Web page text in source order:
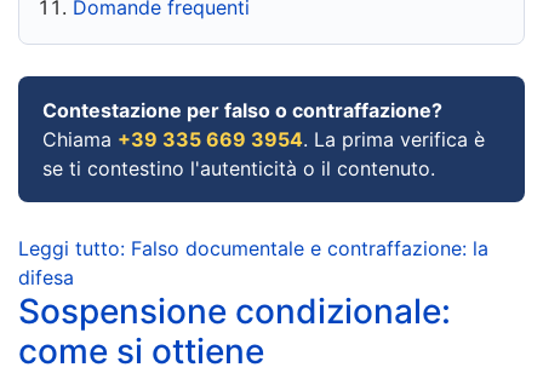
Domande frequenti
Contestazione per falso o contraffazione?
Chiama +39 335 669 3954. La prima verifica è
se ti contestino l'autenticità o il contenuto.
Leggi tutto: Falso documentale e contraffazione: la
difesa
Sospensione condizionale:
come si ottiene